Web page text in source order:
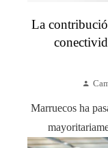
La
Marruecos ha